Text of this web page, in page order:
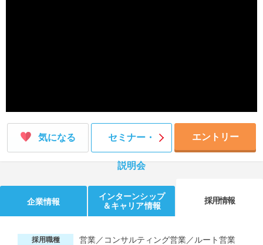
気になる セミナー・
説明会
エントリー
企業情報
インターンシップ
＆キャリア情報
採用情報
採用職種
営業／コンサルティング営業／ルート営業